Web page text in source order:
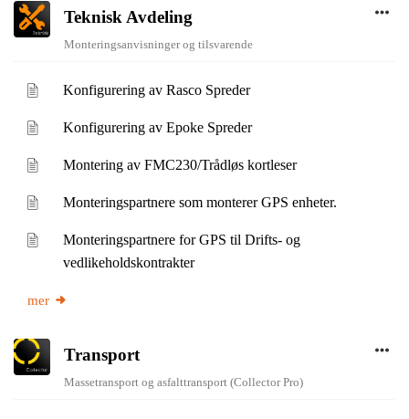
Teknisk Avdeling
Monteringsanvisninger og tilsvarende
Konfigurering av Rasco Spreder
Konfigurering av Epoke Spreder
Montering av FMC230/Trådløs kortleser
Monteringspartnere som monterer GPS enheter.
Monteringspartnere for GPS til Drifts- og
vedlikeholdskontrakter
mer
Transport
Massetransport og asfalttransport (Collector Pro)